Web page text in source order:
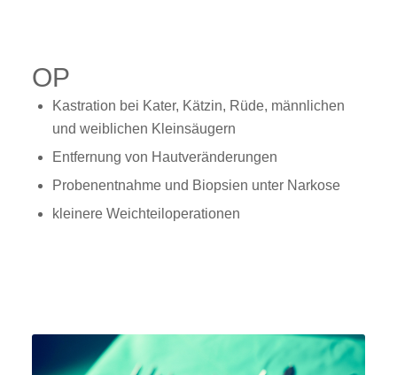
OP
Kastration bei Kater, Kätzin, Rüde, männlichen
und weiblichen Kleinsäugern
Entfernung von Hautveränderungen
Probenentnahme und Biopsien unter Narkose
kleinere Weichteiloperationen